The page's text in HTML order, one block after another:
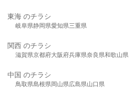
東海 のチラシ
岐阜県静岡県愛知県三重県
関西 のチラシ
滋賀県京都府大阪府兵庫県奈良県和歌山県
中国 のチラシ
鳥取県島根県岡山県広島県山口県